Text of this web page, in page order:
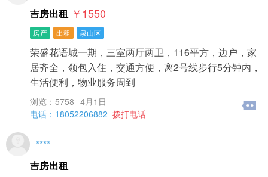
吉房出租 ￥1550
房产 出租 泉山区
荣盛花语城一期，三室两厅两卫，116平方，边户，家
居齐全，领包入住，交通方便，离2号线步行5分钟内，
生活便利，物业服务周到
浏览：5758 4月1日
电话：18052206882 拨打电话
****
吉房出租